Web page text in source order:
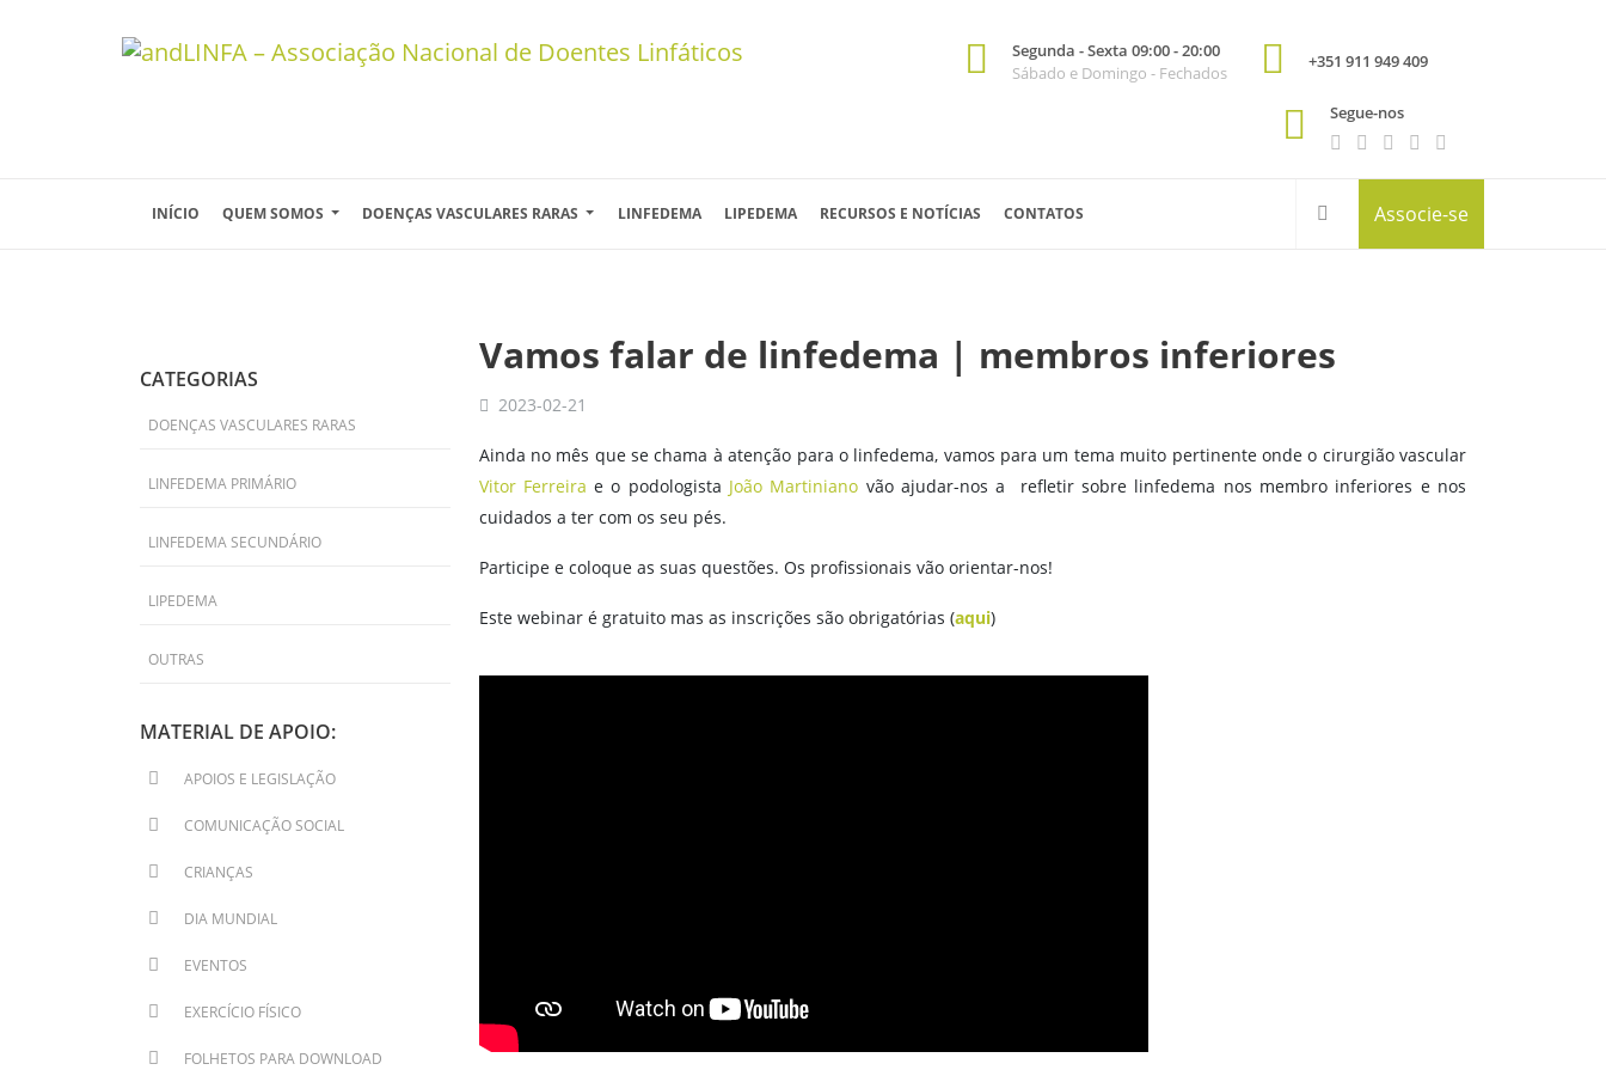
Segunda - Sexta 09:00 - 20:00
Sábado e Domingo - Fechados
+351 911 949 409
Segue-nos
INÍCIO QUEM SOMOS DOENÇAS VASCULARES RARAS LINFEDEMA LIPEDEMA RECURSOS E NOTÍCIAS CONTATOS Associe-se
Vamos falar de linfedema | membros inferiores
2023-02-21
Ainda no mês que se chama à atenção para o linfedema, vamos para um tema muito pertinente onde o cirurgião vascular
Vitor Ferreira e o podologista João Martiniano vão ajudar-nos a refletir sobre linfedema nos membro inferiores e nos
cuidados a ter com os seu pés.
Participe e coloque as suas questões. Os profissionais vão orientar-nos!
Este webinar é gratuito mas as inscrições são obrigatórias (aqui)
CATEGORIAS
DOENÇAS VASCULARES RARAS
LINFEDEMA PRIMÁRIO
LINFEDEMA SECUNDÁRIO
LIPEDEMA
OUTRAS
MATERIAL DE APOIO:
APOIOS E LEGISLAÇÃO
COMUNICAÇÃO SOCIAL
CRIANÇAS
DIA MUNDIAL
EVENTOS
EXERCÍCIO FÍSICO
FOLHETOS PARA DOWNLOAD